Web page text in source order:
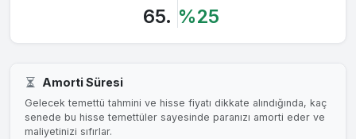
65. %25
Amorti Süresi
Gelecek temettü tahmini ve hisse fiyatı dikkate alındığında, kaç
senede bu hisse temettüler sayesinde paranızı amorti eder ve
maliyetinizi sıfırlar.